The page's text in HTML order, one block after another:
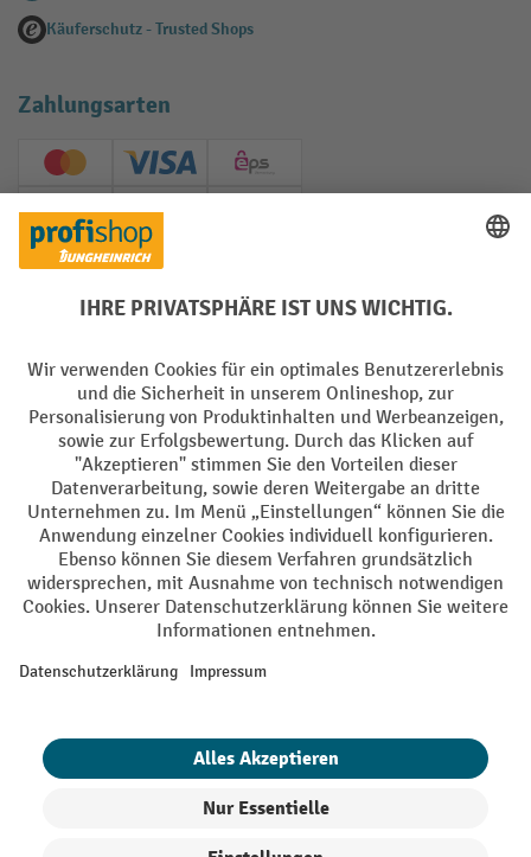
Käuferschutz - Trusted Shops
Zahlungsarten
Creditcard (Master)Creditcard (Visa)
EPS
PayPal
Soziale Netzwerke
Impressum Datenschutz
Barrierefreiheit Privacy Settings
Alle Preise exkl. gesetzl. Mehrwertsteuer zzgl.Versandkostenund ggf.
Nachnahmegebühren, wenn nicht anders angegeben.
¹ Der Rabatt gilt so lange der Vorrat reicht. Der Rabatt gilt nicht auf
oder Gutscheinen ist nicht möglich. | ² Der Rabatt wird einmalig bei
eingelöst werden. Die Höhe des Rabatts variiert je nach
Produktkategorie und beträgt bis zu 10 % (10 % auf Lager, Umwelt,
Heben | 7% auf Büro). Ausgenommen sind Elektro-Hubwagen,